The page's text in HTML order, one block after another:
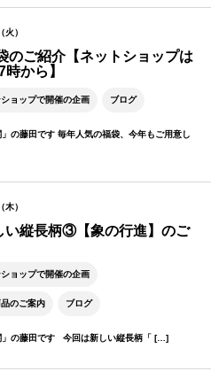
）
のご紹介【ネットショップは
から】
ョップで開催の企画 ブログ
の藤田です 毎年人気の福袋、今年もご用意し
）
い縦長柄③【象の行進】のご
ョップで開催の企画
のご案内 ブログ
」の藤田です 今回は新しい縦長柄「 […]